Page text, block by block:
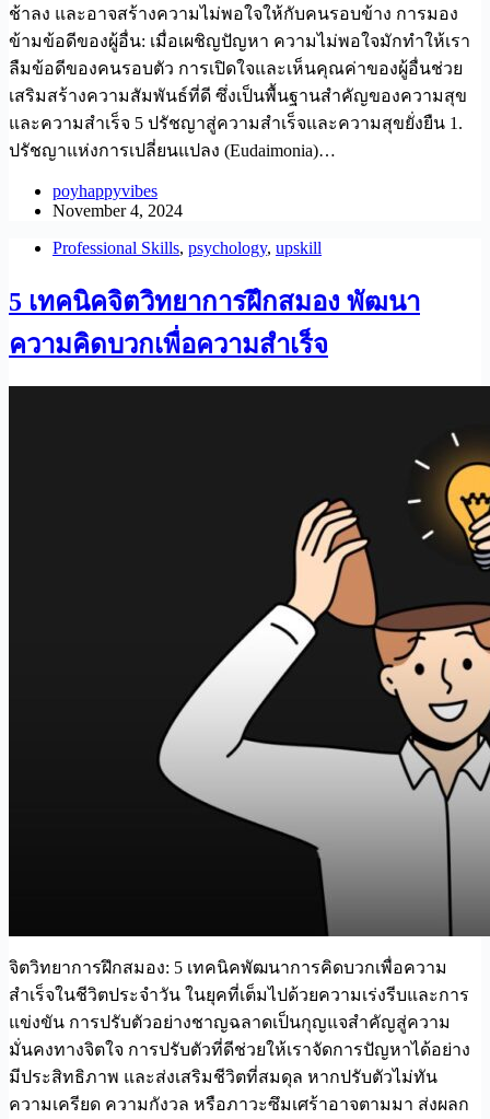
ช้าลง และอาจสร้างความไม่พอใจให้กับคนรอบข้าง การมอง
ข้ามข้อดีของผู้อื่น: เมื่อเผชิญปัญหา ความไม่พอใจมักทำให้เรา
ลืมข้อดีของคนรอบตัว การเปิดใจและเห็นคุณค่าของผู้อื่นช่วย
เสริมสร้างความสัมพันธ์ที่ดี ซึ่งเป็นพื้นฐานสำคัญของความสุข
และความสำเร็จ 5 ปรัชญาสู่ความสำเร็จและความสุขยั่งยืน 1.
ปรัชญาแห่งการเปลี่ยนแปลง (Eudaimonia)…
poyhappyvibes
November 4, 2024
Professional Skills, psychology, upskill
5 เทคนิคจิตวิทยาการฝึกสมอง พัฒนา
ความคิดบวกเพื่อความสำเร็จ
จิตวิทยาการฝึกสมอง: 5 เทคนิคพัฒนาการคิดบวกเพื่อความ
สำเร็จในชีวิตประจำวัน ในยุคที่เต็มไปด้วยความเร่งรีบและการ
แข่งขัน การปรับตัวอย่างชาญฉลาดเป็นกุญแจสำคัญสู่ความ
มั่นคงทางจิตใจ การปรับตัวที่ดีช่วยให้เราจัดการปัญหาได้อย่าง
มีประสิทธิภาพ และส่งเสริมชีวิตที่สมดุล หากปรับตัวไม่ทัน
ความเครียด ความกังวล หรือภาวะซึมเศร้าอาจตามมา ส่งผลก